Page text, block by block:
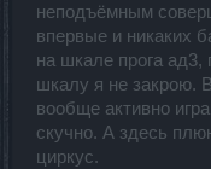
неподъёмным
впервые и никаких
на шкале прога ад3,
шкалу я не закрою.
вообще активно
скучно. А здесь
циркус.